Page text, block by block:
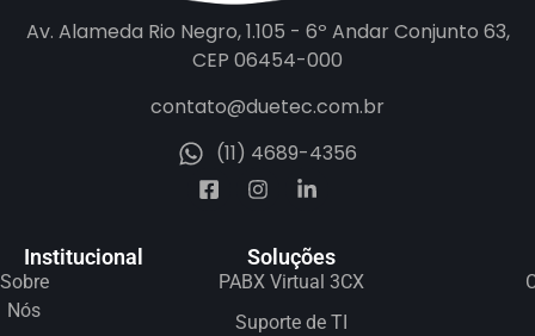
Av. Alameda Rio Negro, 1.105 - 6º Andar Conjunto 63,
CEP 06454-000
contato@duetec.com.br
(11) 4689-4356
Institucional
Sobre
Nós
Soluções
PABX Virtual 3CX
Suporte de TI